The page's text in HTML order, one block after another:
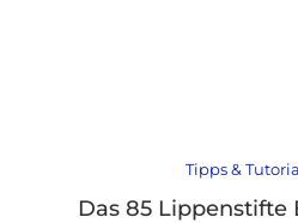
Tipps &
Das 85 Lippenstifte